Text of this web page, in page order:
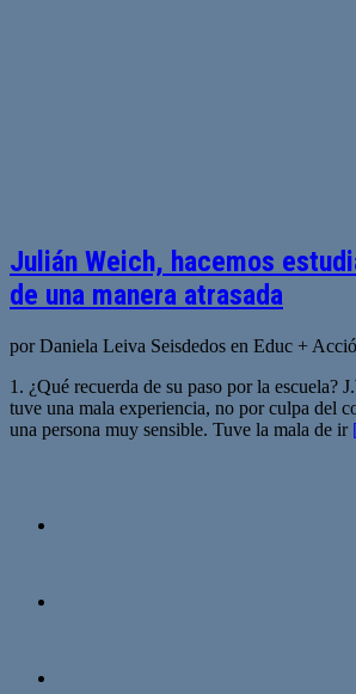
Julián Weich, hacemos
de una manera atrasada
por Daniela Leiva Seisdedos en Educ +
1. ¿Qué recuerda de su paso por la escuela?
tuve una mala experiencia, no por culpa del
una persona muy sensible. Tuve la mala de ir